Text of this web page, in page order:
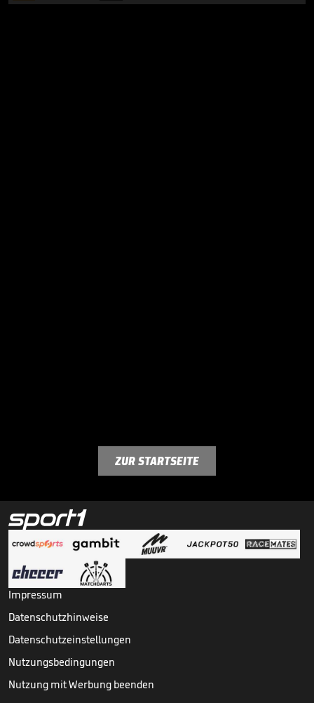
ZUR STARTSEITE
Impressum
Datenschutzhinweise
Datenschutzeinstellungen
Nutzungsbedingungen
Nutzung mit Werbung beenden